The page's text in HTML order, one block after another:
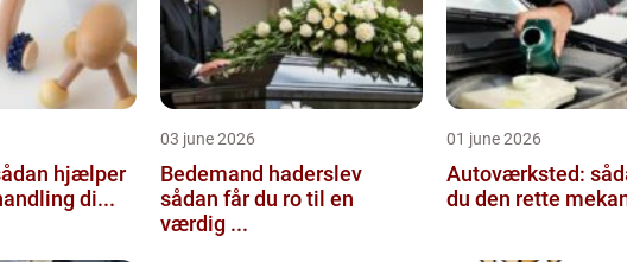
hjælper
di...
03 june 2026
Bedemand haderslev
sådan får du ro til en
værdig ...
01 june 2026
Autoværksted:
du den rette